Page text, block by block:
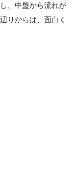
、中盤から流れが
りからは、面白く